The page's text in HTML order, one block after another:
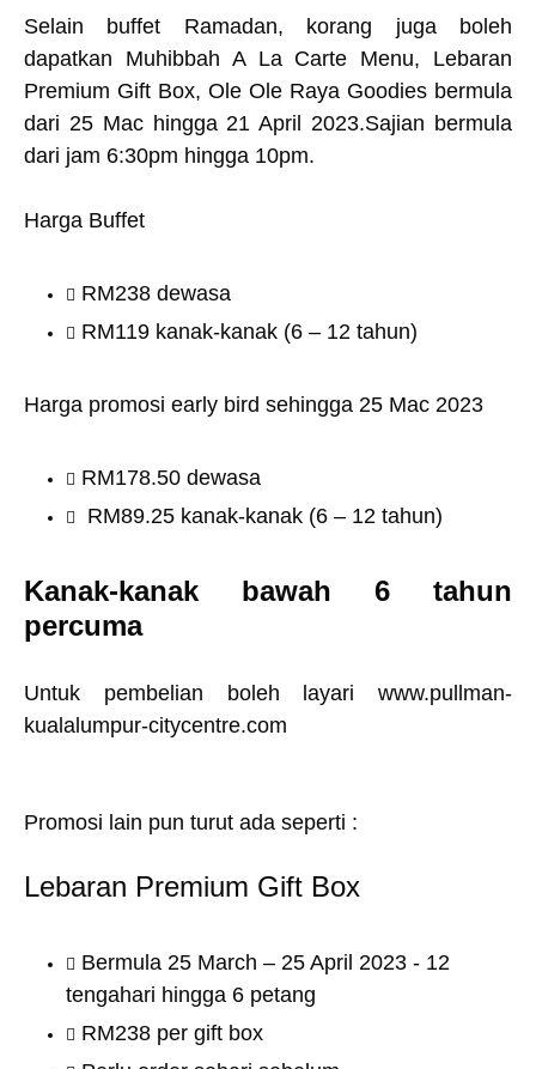
Selain buffet Ramadan, korang juga boleh
dapatkan Muhibbah A La Carte Menu, Lebaran
Premium Gift Box, Ole Ole Raya Goodies bermula
dari 25 Mac hingga 21 April 2023.Sajian bermula
dari jam 6:30pm hingga 10pm.
Harga Buffet
RM238 dewasa
RM119 kanak-kanak (6 – 12 tahun)
Harga promosi early bird sehingga 25 Mac 2023
RM178.50 dewasa
RM89.25 kanak-kanak (6 – 12 tahun)
Kanak-kanak bawah 6 tahun
percuma
Untuk pembelian boleh layari www.pullman-
kualalumpur-citycentre.com
Promosi lain pun turut ada seperti :
Lebaran Premium Gift Box
Bermula 25 March – 25 April 2023 - 12
tengahari hingga 6 petang
RM238 per gift box